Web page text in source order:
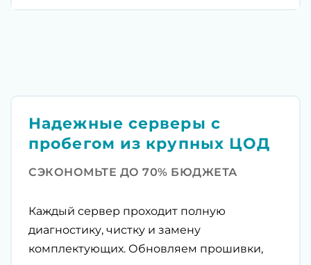
Надежные серверы с
пробегом из крупных ЦОД
СЭКОНОМЬТЕ ДО 70% БЮДЖЕТА
Каждый сервер проходит полную
диагностику, чистку и замену
комплектующих. Обновляем прошивки,